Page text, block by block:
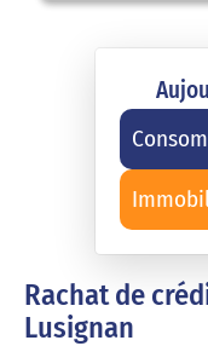
Rachat de
Lusignan